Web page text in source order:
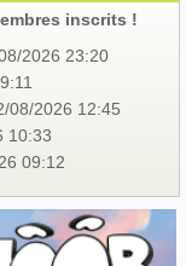
inscrits !
2026 23:20
08/2026 12:45
10:33
09:12